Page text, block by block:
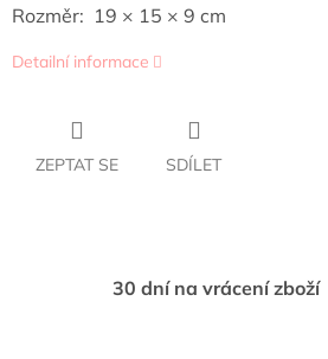
Rozměr: 19 × 15 × 9 cm
Detailní informace
ZEPTAT SE SDÍLET
30 dní na vrácení zboží